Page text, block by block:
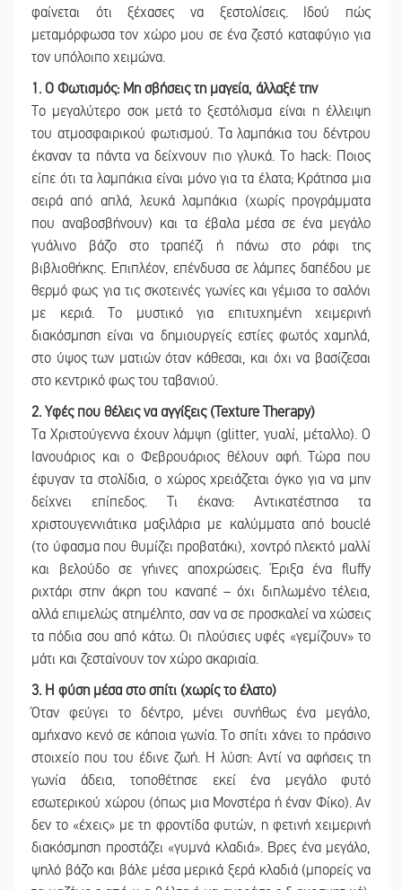
φαίνεται ότι ξέχασες να ξεστολίσεις. Ιδού πώς
μεταμόρφωσα τον χώρο μου σε ένα ζεστό καταφύγιο για
τον υπόλοιπο χειμώνα.
1. Ο Φωτισμός: Μη σβήσεις τη μαγεία, άλλαξέ την
Το μεγαλύτερο σοκ μετά το ξεστόλισμα είναι η έλλειψη
του ατμοσφαιρικού φωτισμού. Τα λαμπάκια του δέντρου
έκαναν τα πάντα να δείχνουν πιο γλυκά. Το hack: Ποιος
είπε ότι τα λαμπάκια είναι μόνο για τα έλατα; Κράτησα μια
σειρά από απλά, λευκά λαμπάκια (χωρίς προγράμματα
που αναβοσβήνουν) και τα έβαλα μέσα σε ένα μεγάλο
γυάλινο βάζο στο τραπέζι ή πάνω στο ράφι της
βιβλιοθήκης. Επιπλέον, επένδυσα σε λάμπες δαπέδου με
θερμό φως για τις σκοτεινές γωνίες και γέμισα το σαλόνι
με κεριά. Το μυστικό για επιτυχημένη χειμερινή
διακόσμηση είναι να δημιουργείς εστίες φωτός χαμηλά,
στο ύψος των ματιών όταν κάθεσαι, και όχι να βασίζεσαι
στο κεντρικό φως του ταβανιού.
2. Υφές που θέλεις να αγγίξεις (Texture Therapy)
Τα Χριστούγεννα έχουν λάμψη (glitter, γυαλί, μέταλλο). Ο
Ιανουάριος και ο Φεβρουάριος θέλουν αφή. Τώρα που
έφυγαν τα στολίδια, ο χώρος χρειάζεται όγκο για να μην
δείχνει επίπεδος. Τι έκανα: Αντικατέστησα τα
χριστουγεννιάτικα μαξιλάρια με καλύμματα από bouclé
(το ύφασμα που θυμίζει προβατάκι), χοντρό πλεκτό μαλλί
και βελούδο σε γήινες αποχρώσεις. Έριξα ένα fluffy
ριχτάρι στην άκρη του καναπέ – όχι διπλωμένο τέλεια,
αλλά επιμελώς ατημέλητο, σαν να σε προσκαλεί να χώσεις
τα πόδια σου από κάτω. Οι πλούσιες υφές «γεμίζουν» το
μάτι και ζεσταίνουν τον χώρο ακαριαία.
3. Η φύση μέσα στο σπίτι (χωρίς το έλατο)
Όταν φεύγει το δέντρο, μένει συνήθως ένα μεγάλο,
αμήχανο κενό σε κάποια γωνία. Το σπίτι χάνει το πράσινο
στοιχείο που του έδινε ζωή. Η λύση: Αντί να αφήσεις τη
γωνία άδεια, τοποθέτησε εκεί ένα μεγάλο φυτό
εσωτερικού χώρου (όπως μια Μονστέρα ή έναν Φίκο). Αν
δεν το «έχεις» με τη φροντίδα φυτών, η φετινή χειμερινή
διακόσμηση προστάζει «γυμνά κλαδιά». Βρες ένα μεγάλο,
ψηλό βάζο και βάλε μέσα μερικά ξερά κλαδιά (μπορείς να